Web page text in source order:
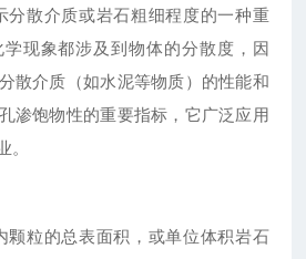
分散介质或岩石粗细程度的一种重
现象都涉及到物体的分散度，因
散介质（如水泥等物质）的性能和
渗饱物性的重要指标，它广泛应用
。
颗粒的总表面积，或单位体积岩石